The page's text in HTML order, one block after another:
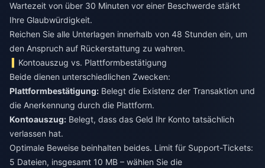
Wartezeit von über 30 Minuten vor einer Beschwerde stärkt
Ihre Glaubwürdigkeit.
Reichen Sie alle Unterlagen innerhalb von 48 Stunden ein, um
den Anspruch auf Rückerstattung zu wahren.
Kontoauszug vs. Plattformbestätigung
Beide dienen unterschiedlichen Zwecken:
Plattformbestätigung: Belegt die Existenz der Transaktion und
die Anerkennung durch die Plattform.
Kontoauszug: Belegt, dass das Geld Ihr Konto tatsächlich
verlassen hat.
Optimale Beweise beinhalten beides. Limit für Support-Tickets:
5 Dateien, insgesamt 10 MB – wählen Sie die